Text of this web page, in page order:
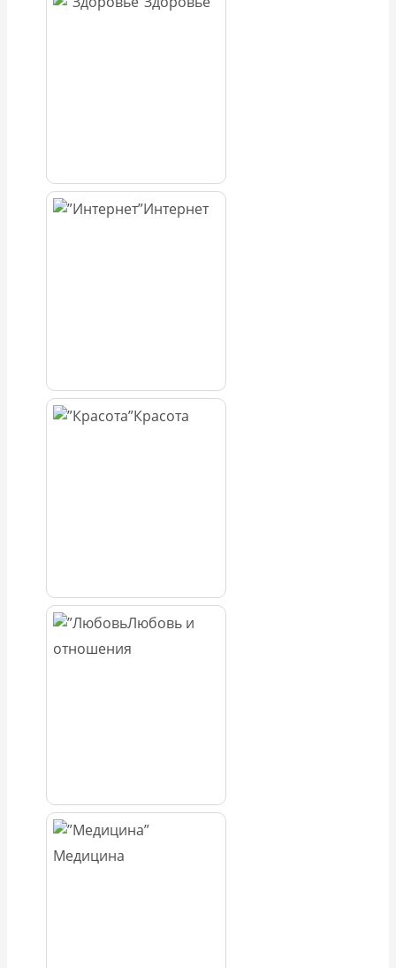
Интернет
Красота
Любовь и
отношения
Медицина